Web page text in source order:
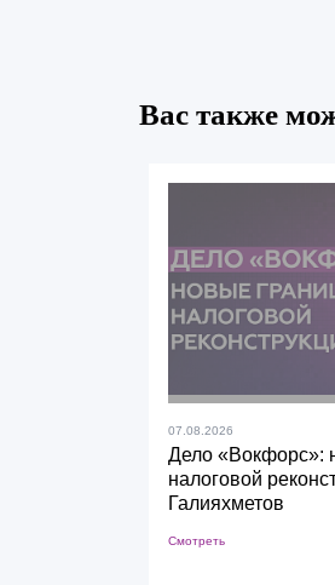
Вас также
07.08.2026
Дело «Вокфорс»:
налоговой
Галияхметов
Смотреть